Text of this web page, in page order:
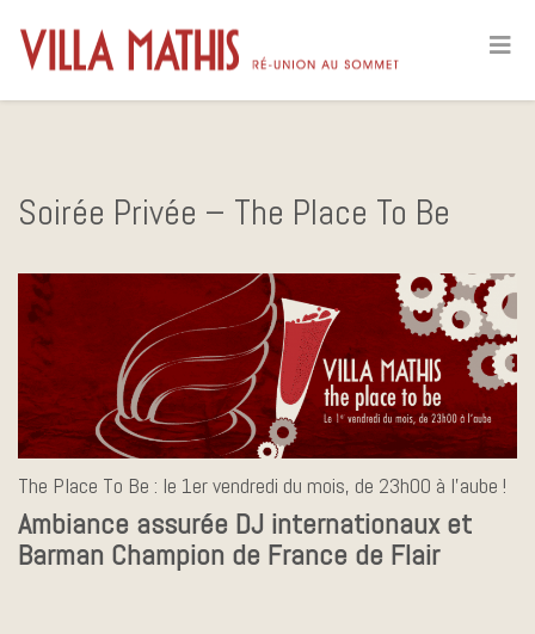
Soirée Privée – The Place To Be
The Place To Be : le 1er vendredi du mois, de 23h00 à l’aube !
Ambiance assurée DJ internationaux et
Barman Champion de France de Flair